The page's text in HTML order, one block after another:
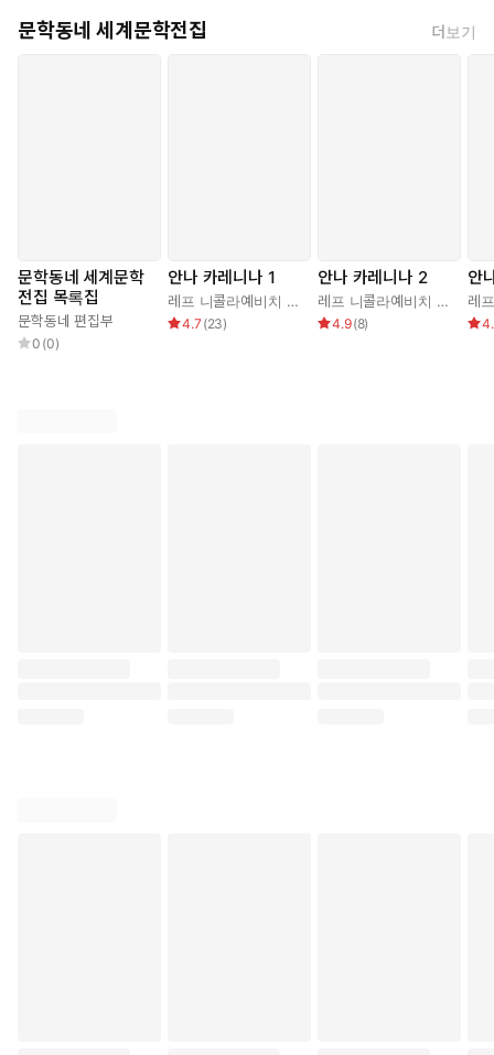
문학동네 세계문학전집 더보기
문학동네 세계문학
전집 목록집
문학동네 편집부
0 (0)
안나 카레니나 1
레프 니콜라예비치 톨스토이 , 박형규
4.7 (23)
안나 카레니나 2
레프 니콜라예비치 톨스토이
4.9(8)
안